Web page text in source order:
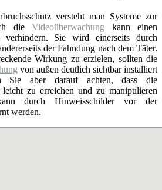
versteht man Systeme zur
dieVideoüberwachung kann einen
Sie wird einerseits durch
der Fahndung nach dem Täter.
Wirkung zu erzielen, sollten die
von außen deutlich sichtbar installiert
Sie aber darauf achten, dass die
leicht zu erreichen und zu manipulieren
durch Hinweisschilder vor der
werden.